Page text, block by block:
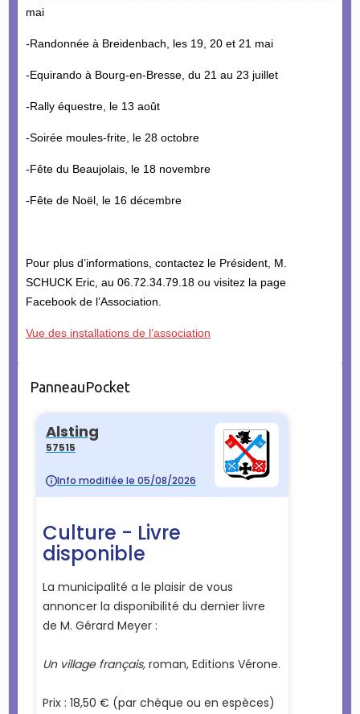
mai
-Randonnée à Breidenbach, les 19, 20 et 21 mai
-Equirando à Bourg-en-Bresse, du 21 au 23 juillet
-Rally équestre, le 13 août
-Soirée moules-frite, le 28 octobre
-Fête du Beaujolais, le 18 novembre
-Fête de Noël, le 16 décembre
Pour plus d’informations, contactez le Président, M.
SCHUCK Eric, au 06.72.34.79.18 ou visitez la page
Facebook de l’Association.
Vue des installations de l’association
PanneauPocket